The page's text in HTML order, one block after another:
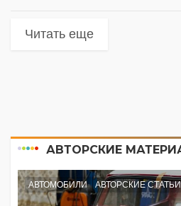
Читать еще
АВТОРСКИЕ
АВТОМОБИЛИ АВТОРСКИЕ СТАТЬИ